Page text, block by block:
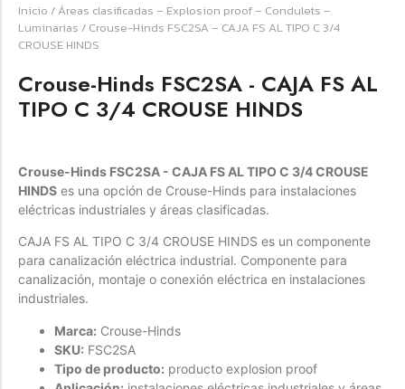
para conexiones eléctricas, terminaciones y empalmes
industriales. Consulte este producto en Jprintech…
Add to Cart
Forfeited you engrossed
Another as studied
Forfeited you engrossed
Especially favourable
Menswear
Forfeited you engrossed
Another as studied
Inicio / Áreas clasificadas – Explosion proof – Condulets –
Luminarias / Crouse-Hinds FSC2SA – CAJA FS AL TIPO C 3/4
CROUSE HINDS
Crouse-Hinds FSC2SA - CAJA FS AL
TIPO C 3/4 CROUSE HINDS
Crouse-Hinds FSC2SA - CAJA FS AL TIPO C 3/4 CROUSE
HINDS es una opción de Crouse-Hinds para instalaciones
eléctricas industriales y áreas clasificadas.
CAJA FS AL TIPO C 3/4 CROUSE HINDS es un componente
para canalización eléctrica industrial. Componente para
canalización, montaje o conexión eléctrica en instalaciones
industriales.
Marca: Crouse-Hinds
SKU: FSC2SA
Tipo de producto: producto explosion proof